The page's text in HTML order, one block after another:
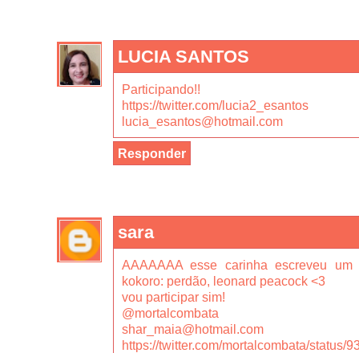
LUCIA SANTOS
Participando!!
https://twitter.com/lucia2_esantos
lucia_esantos@hotmail.com
Responder
sara
AAAAAAA esse carinha escreveu
kokoro: perdão, leonard peacock <3
vou participar sim!
@mortalcombata
shar_maia@hotmail.com
https://twitter.com/mortalcombata/status/